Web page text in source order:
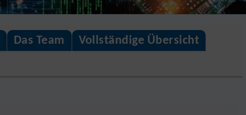
Das Team
Vollständige Übersicht